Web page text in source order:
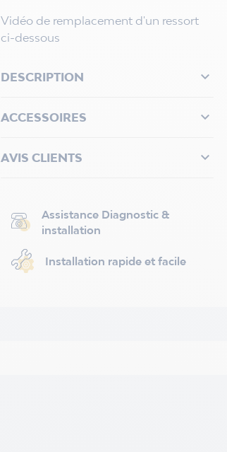
Vidéo de remplacement d'un ressort
ci-dessous
DESCRIPTION 
ACCESSOIRES 
AVIS CLIENTS 
Assistance Diagnostic &
installation
Installation rapide et facile